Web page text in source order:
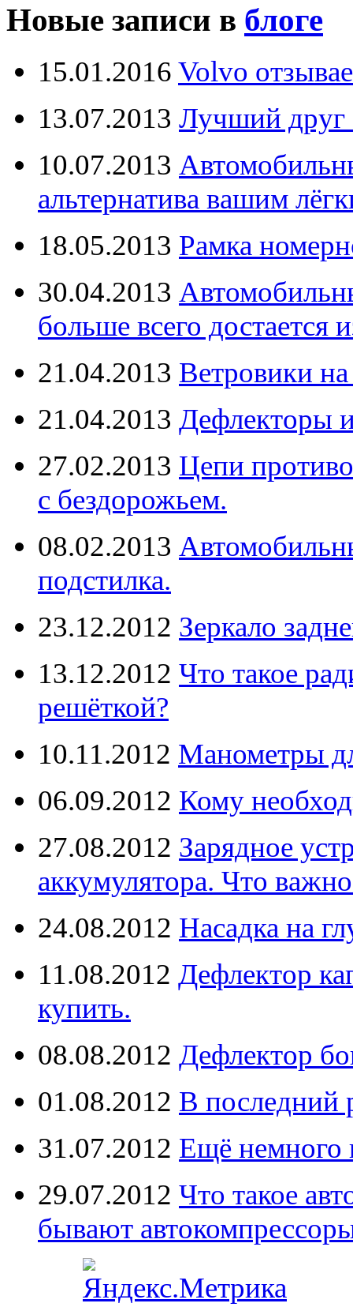
Новые записи в блоге
15.01.2016 Volvo
13.07.2013 Лучший друг
10.07.2013
альтернатива вашим
18.05.2013 Рамка
30.04.2013
больше всего достается
21.04.2013 Ветровики
21.04.2013 Дефлекторы
27.02.2013 Цепи
с бездорожьем.
08.02.2013
подстилка.
23.12.2012 Зеркало
13.12.2012 Что такое
решёткой?
10.11.2012 Манометры
06.09.2012 Кому
27.08.2012 Зарядное
аккумулятора. Что
24.08.2012 Насадка на
11.08.2012 Дефлектор
купить.
08.08.2012 Дефлектор
01.08.2012 В последний
31.07.2012 Ещё немного
29.07.2012 Что такое
бывают